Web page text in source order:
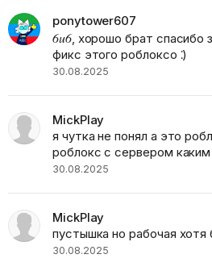
ponytower607
6u6, хорошо брат спасибо
фикс этого роблоксо ⁚)
30.08.2025
MickPlay
я чутка не понял а это
роблокс с сервером
30.08.2025
MickPlay
пустышка но рабочая хотя
30.08.2025